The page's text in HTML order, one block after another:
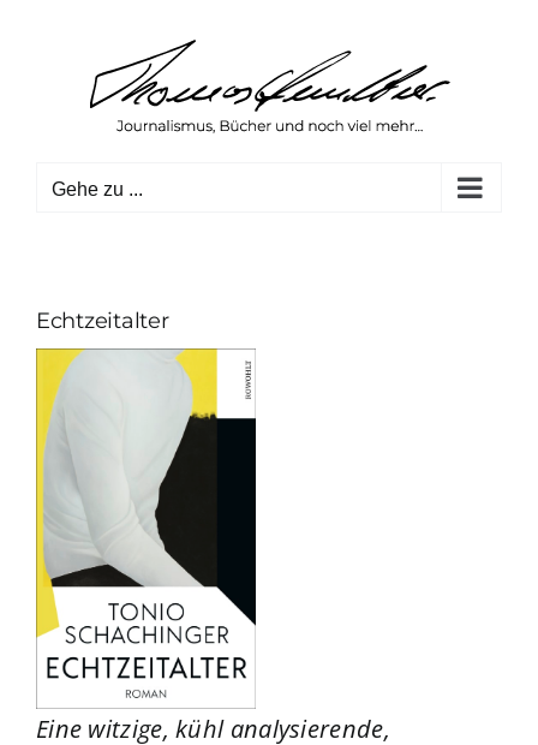
springen
Gehe zu ...
Echtzeitalter
Eine witzige, kühl analysierende,